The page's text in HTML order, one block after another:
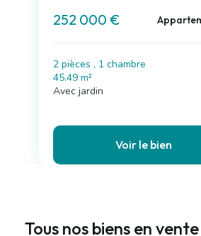
252 000 €
2 pièces , 1 chambre
45.49 m²
Avec jardin
Voir le bien
Tous nos biens en